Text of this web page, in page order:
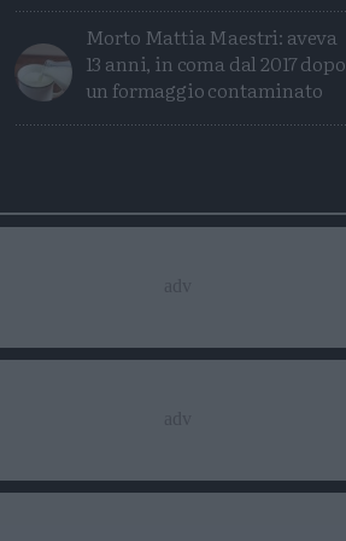
Morto Mattia Maestri: aveva
13 anni, in coma dal 2017 dopo
un formaggio contaminato